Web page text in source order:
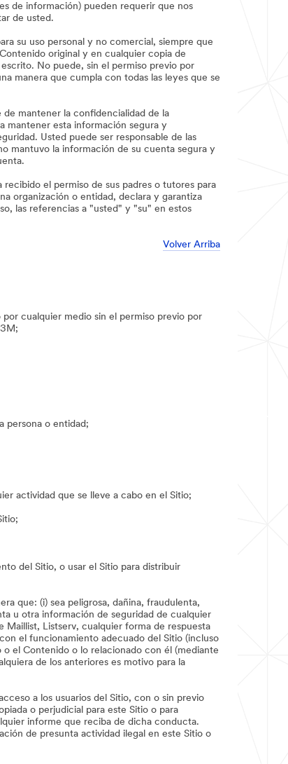
de información) pueden requerir que nos
de usted.
su uso personal y no comercial, siempre que
original y en cualquier copia de
No puede, sin el permiso previo por
manera que cumpla con todas las leyes que se
mantener la confidencialidad de la
mantener esta información segura y
Usted puede ser responsable de las
mantuvo la información de su cuenta segura y
el permiso de sus padres o tutores para
organización o entidad, declara y garantiza
las referencias a "usted" y "su" en estos
Volver Arriba
cualquier medio sin el permiso previo por
persona o entidad;
actividad que se lleve a cabo en el Sitio;
del Sitio, o usar el Sitio para distribuir
que: (i) sea peligrosa, dañina, fraudulenta,
u otra información de seguridad de cualquier
Listserv, cualquier forma de respuesta
el funcionamiento adecuado del Sitio (incluso
el Contenido o lo relacionado con él (mediante
de los anteriores es motivo para la
a los usuarios del Sitio, con o sin previo
o perjudicial para este Sitio o para
informe que reciba de dicha conducta.
de presunta actividad ilegal en este Sitio o